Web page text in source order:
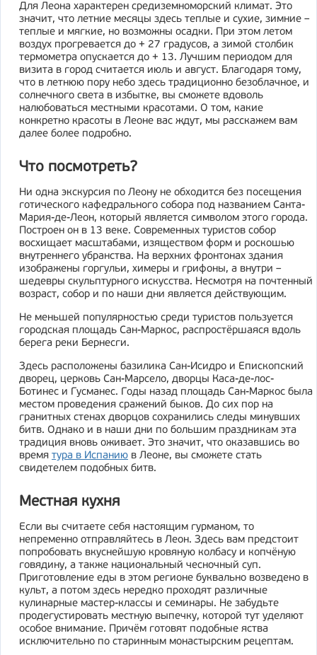
Для Леона характерен средиземноморский климат. Это
значит, что летние месяцы здесь теплые и сухие, зимние –
теплые и мягкие, но возможны осадки. При этом летом
воздух прогревается до + 27 градусов, а зимой столбик
термометра опускается до + 13. Лучшим периодом для
визита в город считается июль и август. Благодаря тому,
что в летнюю пору небо здесь традиционно безоблачное, и
солнечного света в избытке, вы сможете вдоволь
налюбоваться местными красотами. О том, какие
конкретно красоты в Леоне вас ждут, мы расскажем вам
далее более подробно.
Что посмотреть?
Ни одна экскурсия по Леону не обходится без посещения
готического кафедрального собора под названием Санта-
Мария-де-Леон, который является символом этого города.
Построен он в 13 веке. Современных туристов собор
восхищает масштабами, изяществом форм и роскошью
внутреннего убранства. На верхних фронтонах здания
изображены горгульи, химеры и грифоны, а внутри –
шедевры скульптурного искусства. Несмотря на почтенный
возраст, собор и по наши дни является действующим.
Не меньшей популярностью среди туристов пользуется
городская площадь Сан-Маркос, распростёршаяся вдоль
берега реки Бернесги.
Здесь расположены базилика Сан-Исидро и Епископский
дворец, церковь Сан-Марсело, дворцы Каса-де-лос-
Ботинес и Гусманес. Годы назад площадь Сан-Маркос была
местом проведения сражений быков. До сих пор на
гранитных стенах дворцов сохранились следы минувших
битв. Однако и в наши дни по большим праздникам эта
традиция вновь оживает. Это значит, что оказавшись во
время тура в Испанию в Леоне, вы сможете стать
свидетелем подобных битв.
Местная кухня
Если вы считаете себя настоящим гурманом, то
непременно отправляйтесь в Леон. Здесь вам предстоит
попробовать вкуснейшую кровяную колбасу и копчёную
говядину, а также национальный чесночный суп.
Приготовление еды в этом регионе буквально возведено в
культ, а потом здесь нередко проходят различные
кулинарные мастер-классы и семинары. Не забудьте
продегустировать местную выпечку, которой тут уделяют
особое внимание. Причём готовят подобные яства
исключительно по старинным монастырским рецептам.